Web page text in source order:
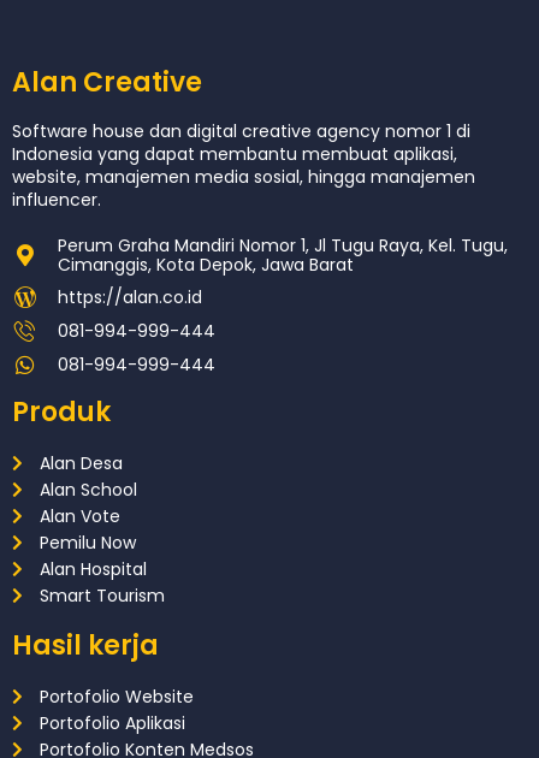
Alan Creative
Software house dan digital creative agency nomor 1 di
Indonesia yang dapat membantu membuat aplikasi,
website, manajemen media sosial, hingga manajemen
influencer.
Perum Graha Mandiri Nomor 1, Jl Tugu Raya, Kel. Tugu,
Cimanggis, Kota Depok, Jawa Barat
https://alan.co.id
081-994-999-444
081-994-999-444
Produk
Alan Desa
Alan School
Alan Vote
Pemilu Now
Alan Hospital
Smart Tourism
Hasil kerja
Portofolio Website
Portofolio Aplikasi
Portofolio Konten Medsos